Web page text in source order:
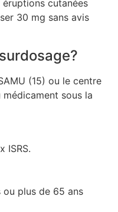
cutanées
30 mg sans avis
(15) ou le centre
sous la
ISRS.
ou plus de 65 ans